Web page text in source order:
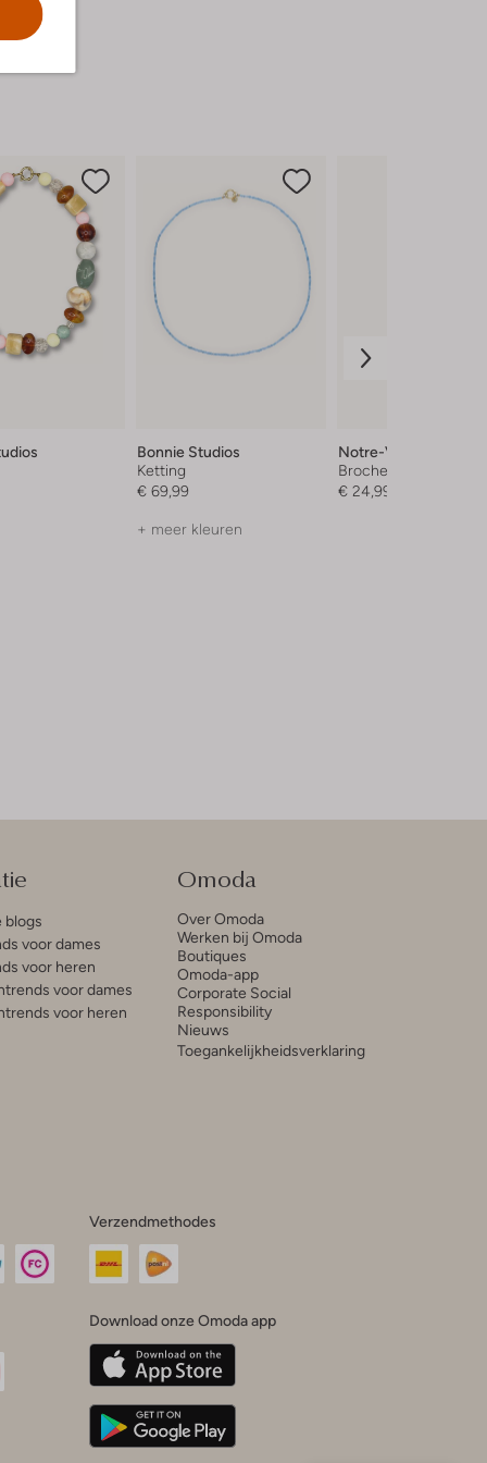
Bonnie Studios
Ketting
€ 69,99
+ meer kleuren
Notre-V
Broche
€ 24,99
blogs
voor dames
voor heren
voor dames
voor heren
Omoda
Over Omoda
Werken bij Omoda
Boutiques
Omoda-app
Corporate Social
Responsibility
Nieuws
Toegankelijkheidsverklaring
Verzendmethodes
Download onze Omoda app